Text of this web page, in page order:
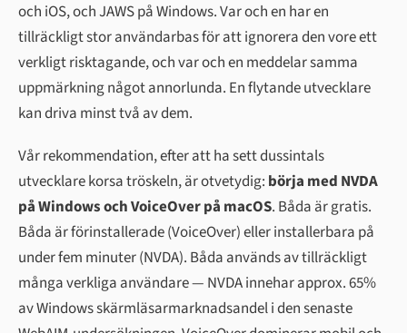
och iOS, och JAWS på Windows. Var och en har en
tillräckligt stor användarbas för att ignorera den vore ett
verkligt risktagande, och var och en meddelar samma
uppmärkning något annorlunda. En flytande utvecklare
kan driva minst två av dem.
Vår rekommendation, efter att ha sett dussintals
utvecklare korsa tröskeln, är otvetydig: börja med NVDA
på Windows och VoiceOver på macOS. Båda är gratis.
Båda är förinstallerade (VoiceOver) eller installerbara på
under fem minuter (NVDA). Båda används av tillräckligt
många verkliga användare — NVDA innehar approx. 65%
av Windows skärmläsarmarknadsandel i den senaste